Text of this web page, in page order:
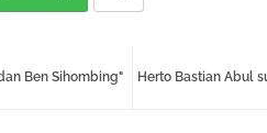
Herto Bastian Abul
Ben Sihombing"